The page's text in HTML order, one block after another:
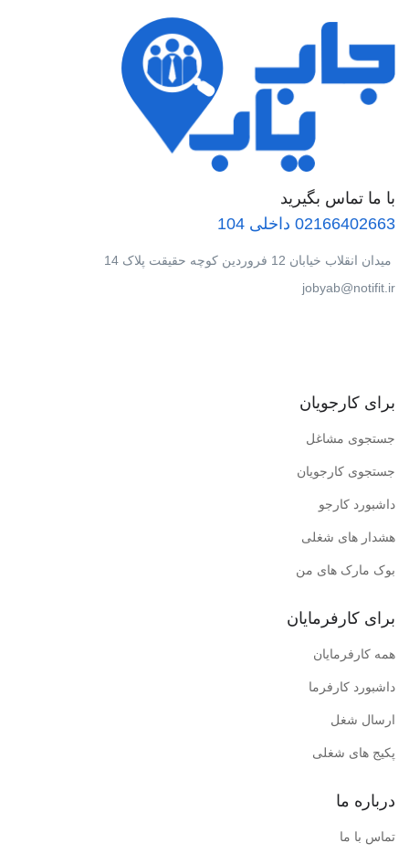
با ما تماس بگیرید
02166402663 داخلی 104
jobyab@notifit.ir
برای کارجویان
جستجوی مشاغل
جستجوی کارجویان
داشبورد کارجو
هشدار های شغلی
بوک مارک های من
برای کارفرمایان
همه کارفرمایان
داشبورد کارفرما
ارسال شغل
پکیج های شغلی
درباره ما
تماس با ما